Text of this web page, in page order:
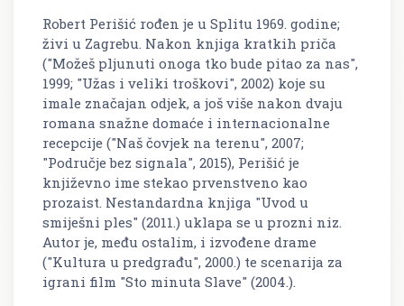
Robert Perišić rođen je u Splitu 1969. godine;
živi u Zagrebu. Nakon knjiga kratkih priča
("Možeš pljunuti onoga tko bude pitao za nas",
1999; "Užas i veliki troškovi", 2002) koje su
imale značajan odjek, a još više nakon dvaju
romana snažne domaće i internacionalne
recepcije ("Naš čovjek na terenu", 2007;
"Područje bez signala", 2015), Perišić je
književno ime stekao prvenstveno kao
prozaist. Nestandardna knjiga "Uvod u
smiješni ples" (2011.) uklapa se u prozni niz.
Autor je, među ostalim, i izvođene drame
("Kultura u predgrađu", 2000.) te scenarija za
igrani film "Sto minuta Slave" (2004.).